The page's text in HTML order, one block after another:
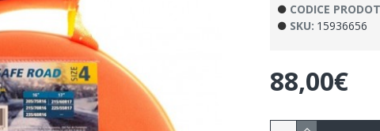
CODICE
SKU: 15936656
88,00€